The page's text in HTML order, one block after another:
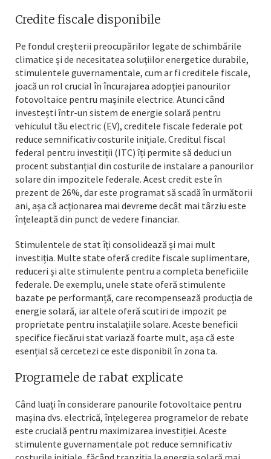
Credite fiscale disponibile
Pe fondul creșterii preocupărilor legate de schimbările
climatice și de necesitatea soluțiilor energetice durabile,
stimulentele guvernamentale, cum ar fi creditele fiscale,
joacă un rol crucial în încurajarea adopției panourilor
fotovoltaice pentru mașinile electrice. Atunci când
investești într-un sistem de energie solară pentru
vehiculul tău electric (EV), creditele fiscale federale pot
reduce semnificativ costurile inițiale. Creditul fiscal
federal pentru investiții (ITC) îți permite să deduci un
procent substanțial din costurile de instalare a panourilor
solare din impozitele federale. Acest credit este în
prezent de 26%, dar este programat să scadă în următorii
ani, așa că acționarea mai devreme decât mai târziu este
înțeleaptă din punct de vedere financiar.
Stimulentele de stat îți consolidează și mai mult
investiția. Multe state oferă credite fiscale suplimentare,
reduceri și alte stimulente pentru a completa beneficiile
federale. De exemplu, unele state oferă stimulente
bazate pe performanță, care recompensează producția de
energie solară, iar altele oferă scutiri de impozit pe
proprietate pentru instalațiile solare. Aceste beneficii
specifice fiecărui stat variază foarte mult, așa că este
esențial să cercetezi ce este disponibil în zona ta.
Programele de rabat explicate
Când luați în considerare panourile fotovoltaice pentru
mașina dvs. electrică, înțelegerea programelor de rebate
este crucială pentru maximizarea investiției. Aceste
stimulente guvernamentale pot reduce semnificativ